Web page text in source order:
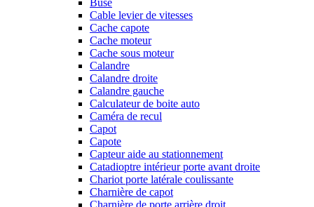
Buse
Cable levier de vitesses
Cache capote
Cache moteur
Cache sous moteur
Calandre
Calandre droite
Calandre gauche
Calculateur de boite auto
Caméra de recul
Capot
Capote
Capteur aide au stationnement
Catadioptre intérieur porte avant droite
Chariot porte latérale coulissante
Charnière de capot
Charnière de porte arrière droit